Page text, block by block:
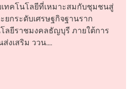
เทคโนโลยีที่เหมาะสมกับชุมชนสู่
ยกระดับเศรษฐกิจฐานราก
ลยีราชมงคลธัญบุรี ภายใต้การ
งเสริม ววน....